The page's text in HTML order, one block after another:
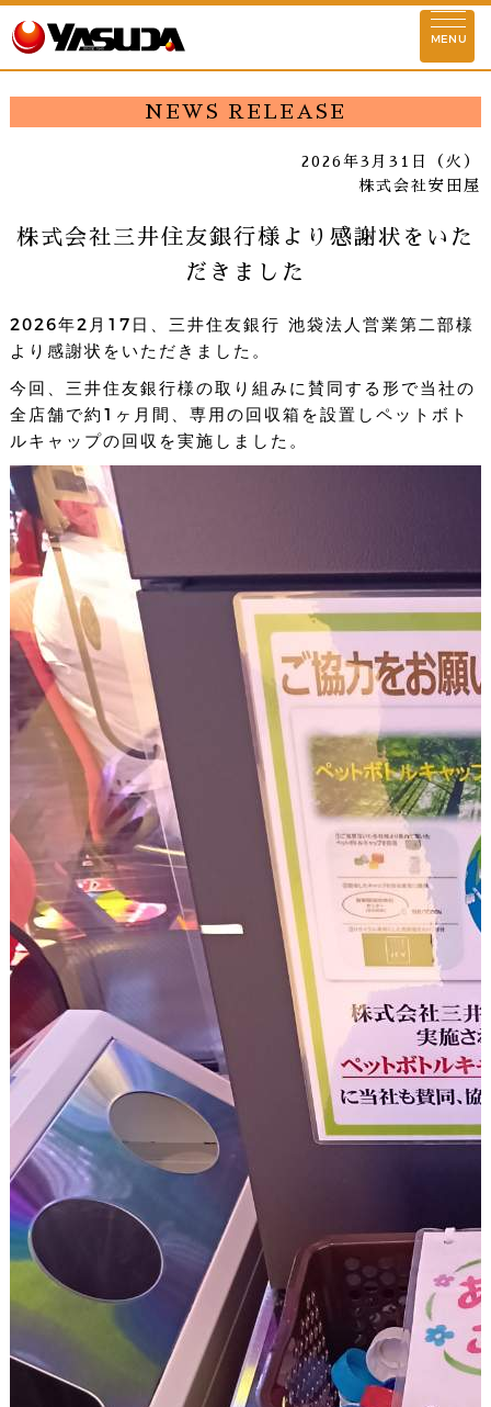
MENU
お知らせ
代表挨拶 基本情報 理念実現に向けて 安田
東京 埼玉 千葉 神奈川 群馬
活動情報
SDGs情報 環境対策活動 社会貢献活動 社
物件情報募集
採用情報
お問い合わせ
NEWS RELEASE
2026年3月31日（火）
株式会社安田屋
株式会社三井住友銀行様より感謝状をいた
だきました
2026年2月17日、三井住友銀行 池袋法人営業第二部様
より感謝状をいただきました。
今回、三井住友銀行様の取り組みに賛同する形で当社の
全店舗で約1ヶ月間、専用の回収箱を設置しペットボト
ルキャップの回収を実施しました。